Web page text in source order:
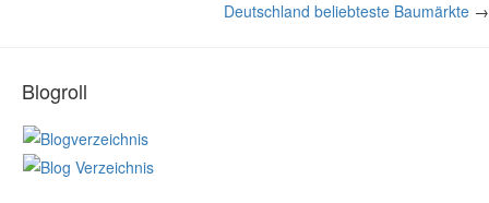
Deutschland beliebteste Baumärkte →
Blogroll